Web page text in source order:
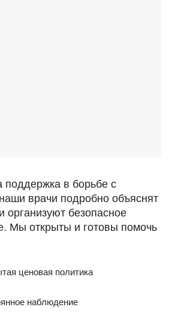
поддержка в борьбе с
врачи подробно объяснят
организуют безопасное
Мы открыты и готовы помочь
ценовая политика
наблюдение